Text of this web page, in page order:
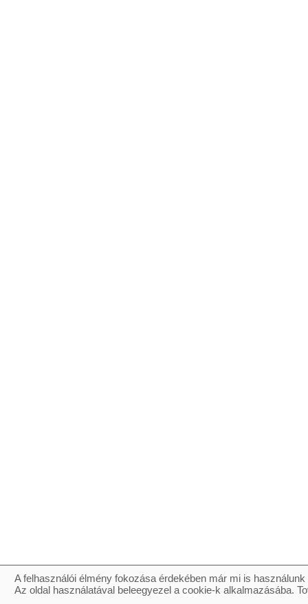
A felhasználói élmény fokozása érdekében már mi is
Az oldal használatával beleegyezel a cookie-k alkalmazásába.